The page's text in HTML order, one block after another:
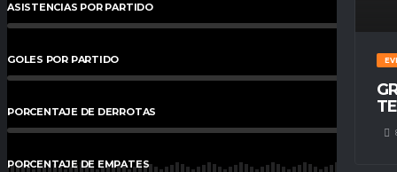
ASISTENCIAS POR PARTIDO
GOLES POR PARTIDO %
PORCENTAJE DE DERROTAS %
PORCENTAJE DE EMPATES